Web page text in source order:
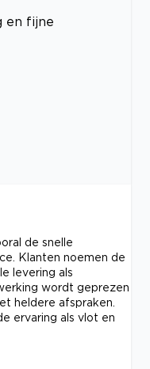
en fijne
de snelle
Klanten noemen de
levering als
wordt geprezen
heldere afspraken.
ervaring als vlot en